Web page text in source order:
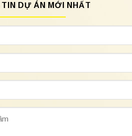
TIN DỰ ÁN MỚI NHẤT